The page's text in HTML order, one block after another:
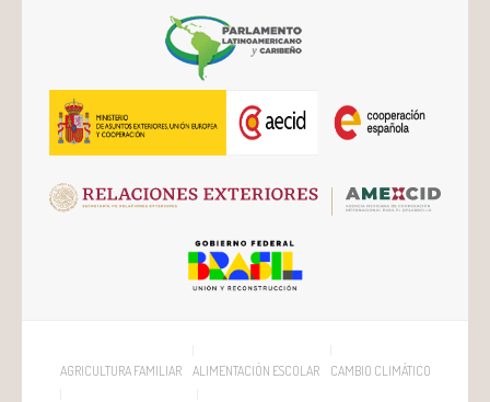
AGRICULTURA FAMILIAR ALIMENTACIÓN ESCOLAR CAMBIO CLIMÁTICO